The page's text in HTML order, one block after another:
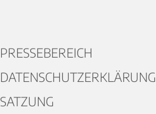
PRESSEBEREICH
DATENSCHUTZERKLÄRUNG
SATZUNG